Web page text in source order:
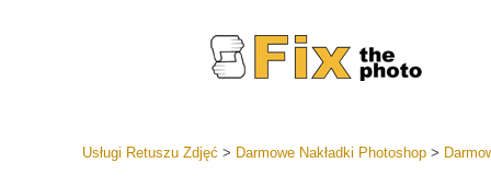
Usługi Retuszu Zdjęć > Darmowe Nakładki Photoshop>